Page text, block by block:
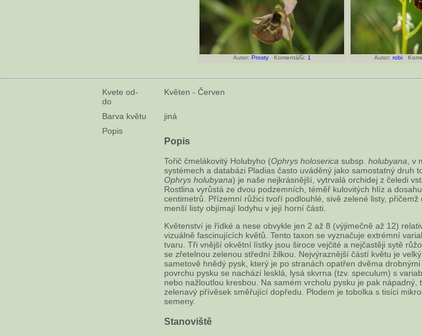
Autor: ProstyKomentářů: 1 Autor: robi
Kvete od-
do
Květen - Červen
Barva květu
jiná
Popis
Popis
Tořič čmelákovitý Holubyho (Ophrys holoserica subsp. holubyana, v
systémech a databázi Pladias často uváděný jako samostatný druh
Ophrys holubyana) je naše nejkrásnější, vytrvalá orchidej z čeledi
Rostlina vyrůstá ze dvou podzemních, téměř kulovitých hlíz a
centimetrů. Přízemní růžici tvoří podlouhlé, sivě zelené listy, přičemž
menší listy objímají lodyhu v její horní části.
Květenství je řídké a nese obvykle jen 2 až 8 (výjimečně až 12)
vizuálně fascinujících květů. Tento taxon se vyznačuje extrémní
tvaru. Tři vnější okvětní lístky jsou široce vejčité a nejčastěji sytě
se zřetelnou zelenou střední žilkou. Nejvýraznější částí květu je
sametově hnědý pysk, který je po stranách opatřen dvěma drobnými
povrchu pysku se nachází lesklá, lysá skvrna (tzv. speculum) s
nebo nažloutlou kresbou. Na samém vrcholu pysku je pak nápadný,
zelenavý přívěsek směřující dopředu. Plodem je tobolka s tisíci
semeny.
Stanoviště